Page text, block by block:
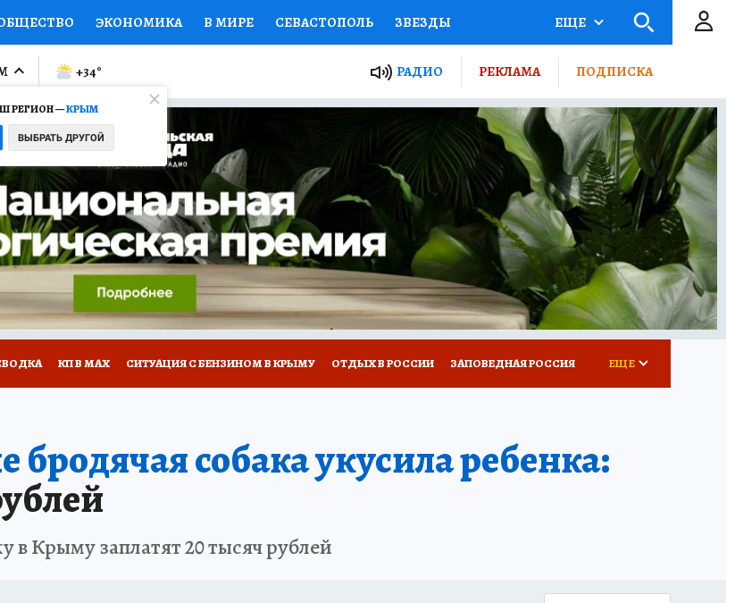
ЭКОНОМИКА В МИРЕ СЕВАСТОПОЛЬ ЗВЕЗДЫ
НАЦИОНАЛЬНЫЕ ПРОЕКТЫ РОССИИ
МИР СЕМЬЯ ЖЕНСКИЕ СЕКРЕТЫ ПУТЕВОДИТЕЛЬ
СЕРИАЛЫ СПЕЦПРОЕКТЫ ДЕФИЦИТ ЖЕЛЕЗА ТУРИЗМ
РАБОТА У НАС ГИД ПОТРЕБИТЕЛЯ ВСЕ О КП РАДИО КП
ЕЩЕ
РЕГИОН —КРЫМ
ВЫБРАТЬ ДРУГОЙ
+34° РАДИО РЕКЛАМА ПОДПИСКА
КП В МАХ СИТУАЦИЯ С БЕНЗИНОМ В КРЫМУ ОТДЫХ В РОССИИ ЗАПОВЕДНАЯ РОССИЯ ЕЩЕ
собака укусила ребенка:
в Крыму заплатят 20 тысяч рублей